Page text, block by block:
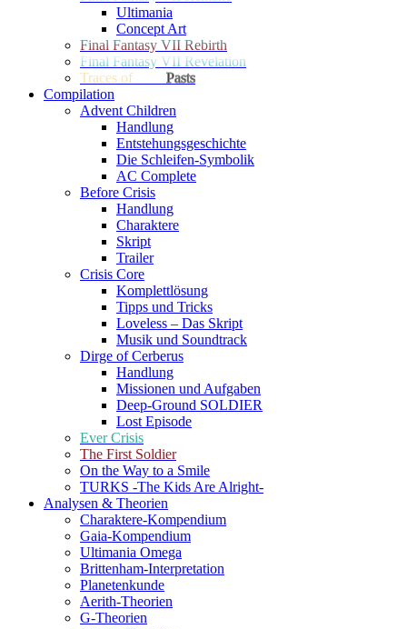
Ultimania
Concept Art
Final Fantasy VII Rebirth
Final Fantasy VII Revelation
Traces of
Pasts
Compilation
Advent Children
Handlung
Entstehungsgeschichte
Die Schleifen-Symbolik
AC Complete
Before Crisis
Handlung
Charaktere
Skript
Trailer
Crisis Core
Komplettlösung
Tipps und Tricks
Loveless – Das Skript
Musik und Soundtrack
Dirge of Cerberus
Handlung
Missionen und Aufgaben
Deep-Ground SOLDIER
Lost Episode
Ever Crisis
The First Soldier
On the Way to a Smile
TURKS -The Kids Are Alright-
Analysen & Theorien
Charaktere-Kompendium
Gaia-Kompendium
Ultimania Omega
Brittenham-Interpretation
Planetenkunde
Aerith-Theorien
G-Theorien